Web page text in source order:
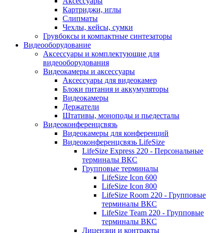
Картриджи, иглы
Слипматы
Чехлы, кейсы, сумки
Грувбоксы и компактные синтезаторы
Видеооборудование
Аксессуары и комплектующие для
видеооборудования
Видеокамеры и аксессуары
Аксессуары для видеокамер
Блоки питания и аккумуляторы
Видеокамеры
Держатели
Штативы, моноподы и пьедесталы
Видеоконференцсвязь
Видеокамеры для конференций
Видеоконференцсвязь LifeSize
LifeSize Express 220 - Персональные
терминалы ВКС
Групповые терминалы
LifeSize Icon 600
LifeSize Icon 800
LifeSize Room 220 - Групповые
терминалы ВКС
LifeSize Team 220 - Групповые
терминалы ВКС
Лицензии и контракты